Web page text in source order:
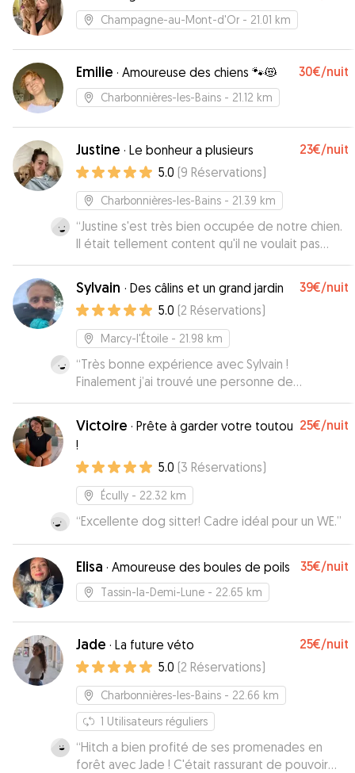
Champagne-au-Mont-d'Or - 21.01 km
Emilie · Amoureuse des chiens 🐾😻 30€/nuit
Charbonnières-les-Bains - 21.12 km
Justine · Le bonheur a plusieurs 23€/nuit
5.0 (9 Réservations)
Charbonnières-les-Bains - 21.39 km
“Justine s'est très bien occupée de notre chien.
Il était tellement content qu'il ne voulait pas
rentrer”
Sylvain · Des câlins et un grand jardin 39€/nuit
5.0 (2 Réservations)
Marcy-l'Étoile - 21.98 km
“Très bonne expérience avec Sylvain !
Finalement j’ai trouvé une personne de
confiance pour garder « mon bébé » quand
j’aurais besoin et partir tranquille . Bull est très
heureuse de connaître Sylvain et son énorme
jardin 😉🥰
Victoire · Prête à garder votre toutou
!
25€/nuit
5.0 (3 Réservations)
Écully - 22.32 km
“Excellente dog sitter! Cadre idéal pour un WE.”
Elisa · Amoureuse des boules de poils 35€/nuit
Tassin-la-Demi-Lune - 22.65 km
Jade · La future véto 25€/nuit
5.0 (2 Réservations)
Charbonnières-les-Bains - 22.66 km
1 Utilisateurs réguliers
“Hitch a bien profité de ses promenades en
forêt avec Jade ! C'était rassurant de pouvoir